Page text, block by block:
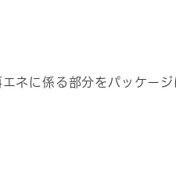
ネに係る部分をパッケージ